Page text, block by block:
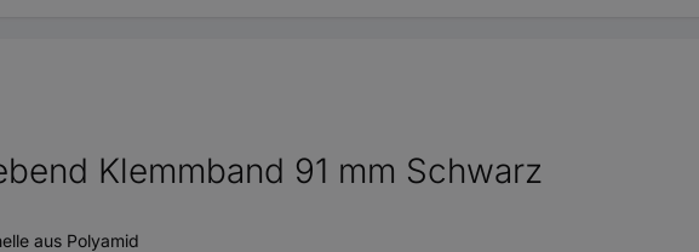
Klemmband 91 mm Schwarz
aus Polyamid